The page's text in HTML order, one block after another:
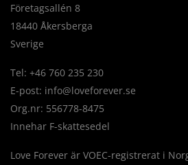
Företagsallén 8
18440 Åkersberga
Sverige
Tel: +46 760 235 230
E-post: info@loveforever.se
Org.nr: 556778-8475
Innehar F-skattesedel
Love Forever är VOEC-registrerat i